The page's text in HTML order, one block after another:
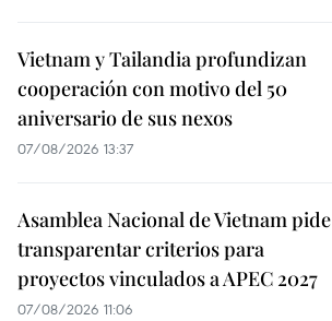
Vietnam y Tailandia profundizan
cooperación con motivo del 50
aniversario de sus nexos
07/08/2026 13:37
Asamblea Nacional de Vietnam pide
transparentar criterios para
proyectos vinculados a APEC 2027
07/08/2026 11:06